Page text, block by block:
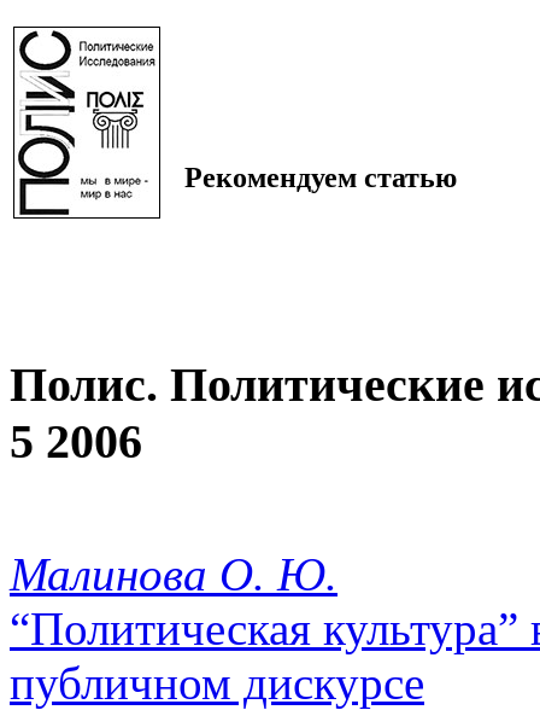
Рекомендуем статью
Полис. Политические
5 2006
Малинова О. Ю.
“Политическая
публичном дискурсе